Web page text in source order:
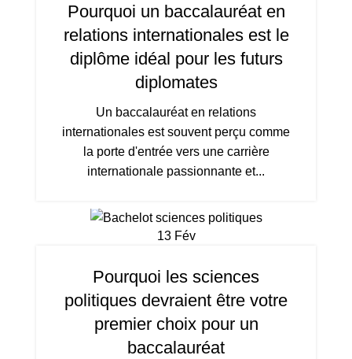
Pourquoi un baccalauréat en
relations internationales est le
diplôme idéal pour les futurs
diplomates
Un baccalauréat en relations
internationales est souvent perçu comme
la porte d'entrée vers une carrière
internationale passionnante et...
13 Fév
Pourquoi les sciences
politiques devraient être votre
premier choix pour un
baccalauréat